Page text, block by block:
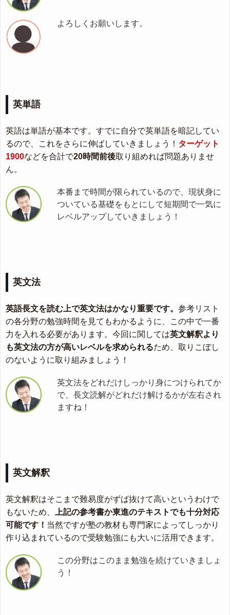
よろしくお願いします。
英単語
英語は単語が基本です。すでに自分で英単語を暗記してい
るので、これをさらに伸ばしていきましょう！ ターゲット
1900などを合計で20時間前後取り組めれば問題ありませ
ん。
本番まで時間が限られているので、現状身に
ついている基礎をもとにして短期間で一気に
レベルアップしていきましょう！
英文法
英語長文を読む上で英文法はかなり重要です。 参考リスト
の各分野の勉強時間を見てもわかるように、この中で一番
力を入れる必要があります。今回に関しては英文解釈より
も英文法の方が高いレベルを求められるため、取りこぼし
のないように取り組みましょう！
英文法をどれだけしっかり身につけられてか
で、長文読解がどれだけ解けるかが左右され
ますね！
英文解釈
英文解釈はそこまで難易度がずば抜けて高いというわけで
もないため、
上記の参考書か東進のテキストでも十分対応
可能です！ 当然ですが塾の教材も専門家によってしっかり
作り込まれているので受験勉強にも大いに活用できます。
この分野はこのまま勉強を続けていきましょ
う！